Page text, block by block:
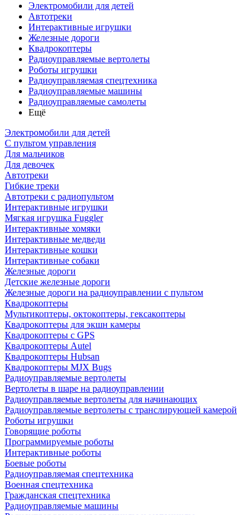
Электромобили для детей
Автотреки
Интерактивные игрушки
Железные дороги
Квадрокоптеры
Радиоуправляемые вертолеты
Роботы игрушки
Радиоуправляемая спецтехника
Радиоуправляемые машины
Радиоуправляемые самолеты
Ещё
Электромобили для детей
С пультом управления
Для мальчиков
Для девочек
Автотреки
Гибкие треки
Автотреки с радиопультом
Интерактивные игрушки
Мягкая игрушка Fuggler
Интерактивные хомяки
Интерактивные медведи
Интерактивные кошки
Интерактивные собаки
Железные дороги
Детские железные дороги
Железные дороги на радиоуправлении с пультом
Квадрокоптеры
Мультикоптеры, октокоптеры, гексакоптеры
Квадрокоптеры для экшн камеры
Квадрокоптеры с GPS
Квадрокоптеры Autel
Квадрокоптеры Hubsan
Квадрокоптеры MJX Bugs
Радиоуправляемые вертолеты
Вертолеты в шаре на радиоуправлении
Радиоуправляемые вертолеты для начинающих
Радиоуправляемые вертолеты с транслирующей камерой
Роботы игрушки
Говорящие роботы
Программируемые роботы
Интерактивные роботы
Боевые роботы
Радиоуправляемая спецтехника
Военная спецтехника
Гражданская спецтехника
Радиоуправляемые машины